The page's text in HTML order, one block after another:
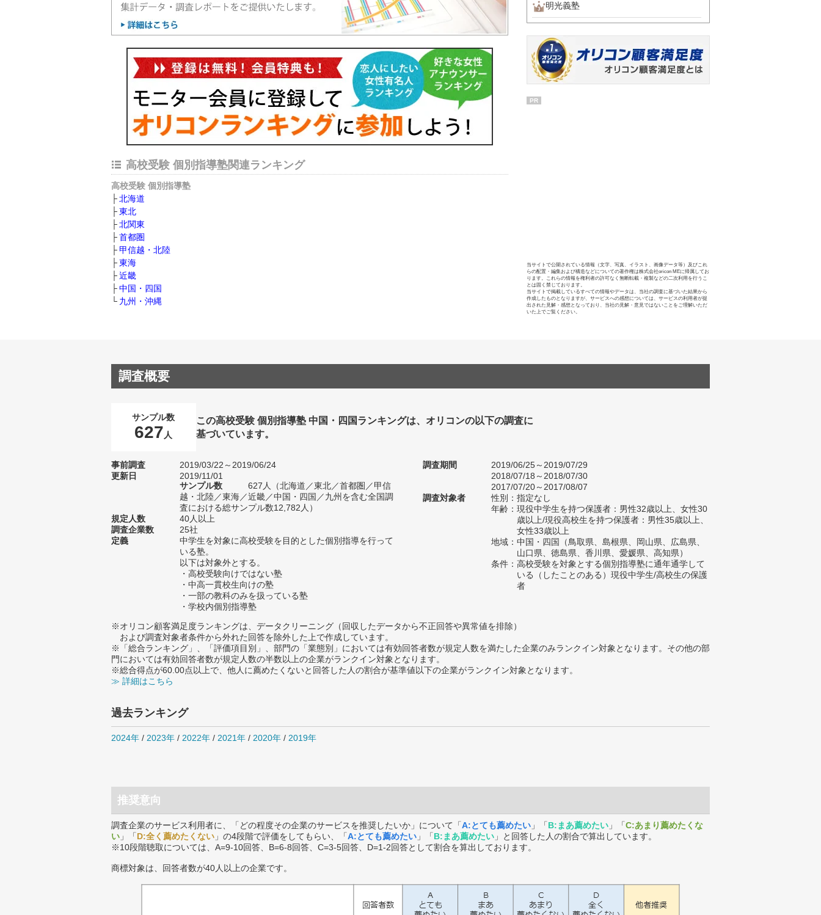
高校受験 個別指導塾関連ランキング
高校受験 個別指導塾
北海道
東北
北関東
首都圏
甲信越・北陸
東海
近畿
中国・四国
九州・沖縄
明光義塾
PR
当サイトで公開されている情報（文字、写真、イラスト、画像データ等）及びこれ
らの配置・編集および構造などについての著作権は株式会社oricon MEに帰属してお
ります。これらの情報を権利者の許可なく無断転載・複製などの二次利用を行うこ
とは固く禁じております。
当サイトで掲載しているすべての情報やデータは、当社の調査に基づいた結果から
作成したものとなりますが、サービスへの感想については、サービスの利用者が提
出された見解・感想となっており、当社の見解・意見ではないことをご理解いただ
いた上でご覧ください。
調査概要
サンプル数
627 人
この高校受験 個別指導塾 中国・四国ランキングは、オリコンの以下の調査に
基づいています。
事前調査
2019/03/22～2019/06/24
更新日
2019/11/01
サンプル数
627人（北海道／東北／首都圏／甲信
越・北陸／東海／近畿／中国・四国／九州を含む全国調
査における総サンプル数12,782人）
規定人数
40人以上
調査企業数
25社
定義
中学生を対象に高校受験を目的とした個別指導を行って
いる塾。
以下は対象外とする。
・高校受験向けではない塾
・中高一貫校生向けの塾
・一部の教科のみを扱っている塾
・学校内個別指導塾
調査期間
2019/06/25～2019/07/29
2018/07/18～2018/07/30
2017/07/20～2017/08/07
調査対象者
性別：指定なし
年齢：現役中学生を持つ保護者：男性32歳以上、女性30
歳以上/現役高校生を持つ保護者：男性35歳以上、
女性33歳以上
地域：中国・四国（鳥取県、島根県、岡山県、広島県、
山口県、徳島県、香川県、愛媛県、高知県）
条件：高校受験を対象とする個別指導塾に通年通学して
いる（したことのある）現役中学生/高校生の保護
者
※オリコン顧客満足度ランキングは、データクリーニング（回収したデータから不正回答や異常値を排除）
および調査対象者条件から外れた回答を除外した上で作成しています。
※「総合ランキング」、「評価項目別」、部門の「業態別」においては有効回答者数が規定人数を満たした企業のみランクイン対象となります。その他の部
門においては有効回答者数が規定人数の半数以上の企業がランクイン対象となります。
※総合得点が60.00点以上で、他人に薦めたくないと回答した人の割合が基準値以下の企業がランクイン対象となります。
≫ 詳細はこちら
過去ランキング
2024年 / 2023年 / 2022年 / 2021年 / 2020年 / 2019年
推奨意向
調査企業のサービス利用者に、「どの程度その企業のサービスを推奨したいか」について「A:とても薦めたい 」「B:まあ薦めたい 」「C:あまり薦めたくな
い 」「D:全く薦めたくない 」の4段階で評価をしてもらい、「A:とても薦めたい 」「B:まあ薦めたい 」と回答した人の割合で算出しています。
※10段階聴取については、A=9-10回答、B=6-8回答、C=3-5回答、D=1-2回答として割合を算出しております。
商標対象は、回答者数が40人以上の企業です。